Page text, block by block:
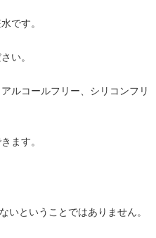
です。
い。
ルコールフリー、シリコンフリ
ます。
いということではありません。